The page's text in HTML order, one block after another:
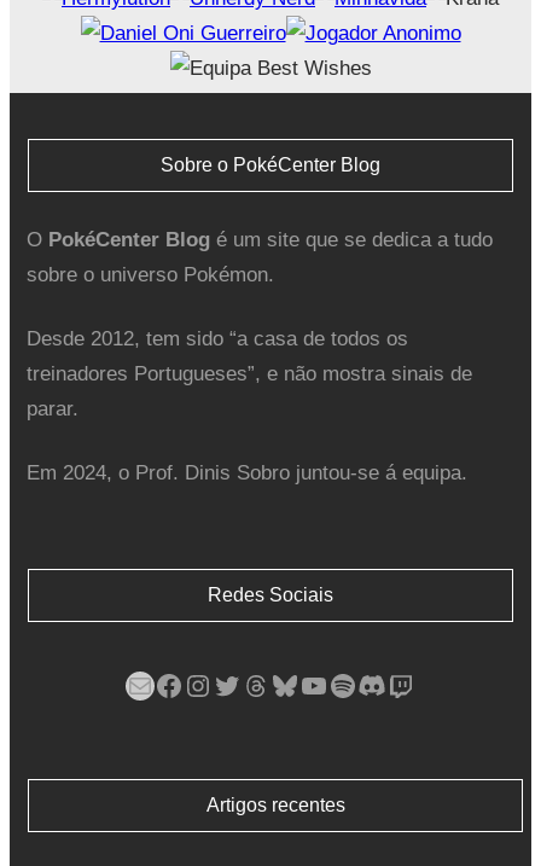
Sobre o PokéCenter Blog
O PokéCenter Blogé um site que se dedica a tudo
sobre o universo Pokémon.
Desde 2012, tem sido “a casa de todos os
treinadores Portugueses”, e não mostra sinais de
parar.
Em 2024, o Prof. Dinis Sobro juntou-se á equipa.
Redes Sociais
Mail Facebook Instagram Twitter Threads Bluesky YouTube Spotify Discord Twitch
Artigos recentes